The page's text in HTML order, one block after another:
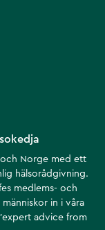
och Norge med ett
hälsorådgivning.
medlems- och
in i våra
advice from